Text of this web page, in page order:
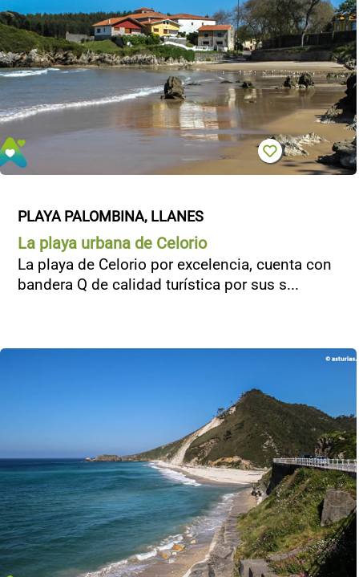
PLAYA PALOMBINA, LLANES
La playa urbana de Celorio
La playa de Celorio por excelencia, cuenta con
bandera Q de calidad turística por sus s...